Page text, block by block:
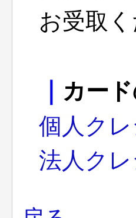
お受取く
カー
個人ク
法人ク